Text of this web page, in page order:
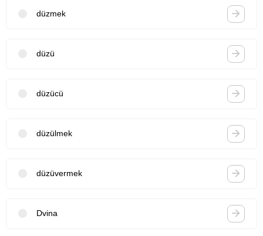
düzmek
düzü
düzücü
düzülmek
düzüvermek
Dvina